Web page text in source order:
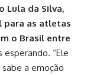
Lula da Silva,
para as atletas
o Brasil entre
esperando. “Ele
a emoção